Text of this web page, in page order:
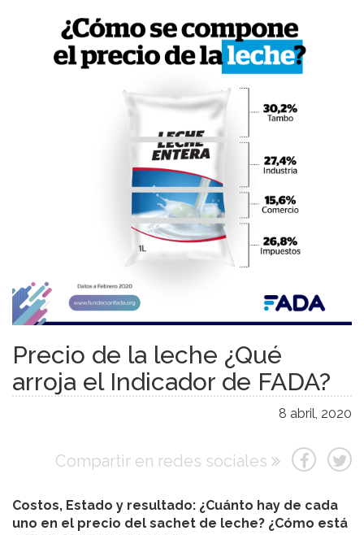
Precio de la leche ¿Qué
arroja el Indicador de FADA?
8 abril, 2020
Compartir en redes sociales
Costos, Estado y resultado: ¿Cuánto hay de cada
uno en el precio del sachet de leche? ¿Cómo está